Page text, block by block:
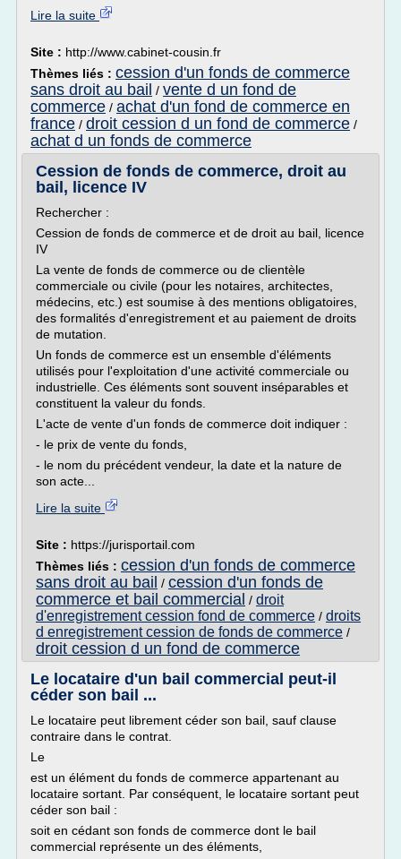
Lire la suite
Site : http://www.cabinet-cousin.fr
Thèmes liés : cession d'un fonds de commerce
sans droit au bail / vente d un fond de
commerce / achat d'un fond de commerce en
france / droit cession d un fond de commerce /
achat d un fonds de commerce
Cession de fonds de commerce, droit au
bail, licence IV
Rechercher :
Cession de fonds de commerce et de droit au bail, licence
IV
La vente de fonds de commerce ou de clientèle
commerciale ou civile (pour les notaires, architectes,
médecins, etc.) est soumise à des mentions obligatoires,
des formalités d'enregistrement et au paiement de droits
de mutation.
Un fonds de commerce est un ensemble d'éléments
utilisés pour l'exploitation d'une activité commerciale ou
industrielle. Ces éléments sont souvent inséparables et
constituent la valeur du fonds.
L'acte de vente d'un fonds de commerce doit indiquer :
- le prix de vente du fonds,
- le nom du précédent vendeur, la date et la nature de
son acte...
Lire la suite
Site : https://jurisportail.com
Thèmes liés : cession d'un fonds de commerce
sans droit au bail / cession d'un fonds de
commerce et bail commercial / droit
d'enregistrement cession fond de commerce / droits
d enregistrement cession de fonds de commerce /
droit cession d un fond de commerce
Le locataire d'un bail commercial peut-il
céder son bail ...
Le locataire peut librement céder son bail, sauf clause
contraire dans le contrat.
Le
est un élément du fonds de commerce appartenant au
locataire sortant. Par conséquent, le locataire sortant peut
céder son bail :
soit en cédant son fonds de commerce dont le bail
commercial représente un des éléments,